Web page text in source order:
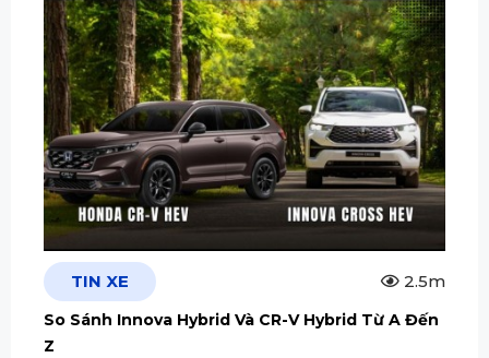
TIN XE 2.5m
So Sánh Innova Hybrid Và CR-V Hybrid Từ A Đến
Z